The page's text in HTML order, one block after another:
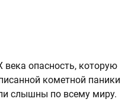
опасность, которую
кометной паники
слышны по всему миру.